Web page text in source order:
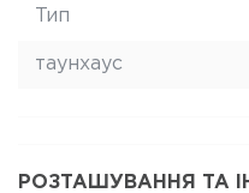
Тип
таунхаус
РОЗТАШУВАННЯ ТА